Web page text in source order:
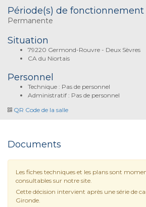
Période(s) de fonctionnement
Permanente
Situation
79220 Germond-Rouvre - Deux Sèvres
CA du Niortais
Personnel
Technique : Pas de personnel
Administratif : Pas de personnel
QR Code de la salle
Documents
Les fiches techniques et les plans sont
consultables sur notre site.
Cette décision intervient après une série de
Gironde.